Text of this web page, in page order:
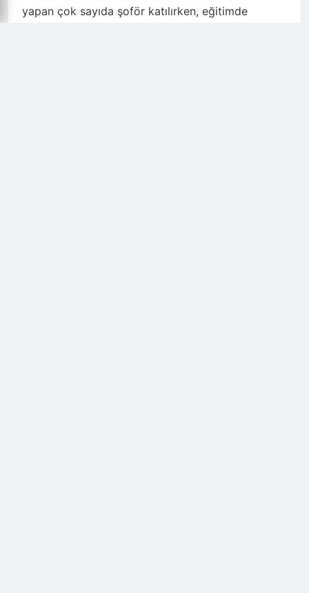
yapan çok sayıda şoför katılırken, eğitimde